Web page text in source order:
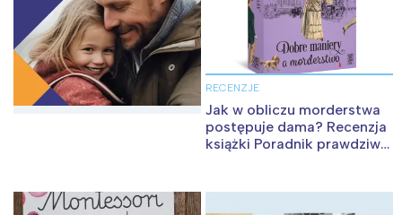
RECENZJE
Jak w obliczu morderstwa
postępuje dama? Recenzja
książki Poradnik prawdziwej